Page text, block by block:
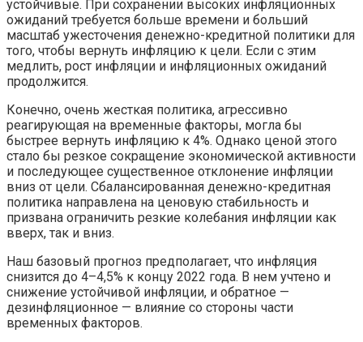
устойчивые. При сохранении высоких инфляционных
ожиданий требуется больше времени и больший
масштаб ужесточения денежно-кредитной политики для
того, чтобы вернуть инфляцию к цели. Если с этим
медлить, рост инфляции и инфляционных ожиданий
продолжится.
Конечно, очень жесткая политика, агрессивно
реагирующая на временные факторы, могла бы
быстрее вернуть инфляцию к 4%. Однако ценой этого
стало бы резкое сокращение экономической активности
и последующее существенное отклонение инфляции
вниз от цели. Сбалансированная денежно-кредитная
политика направлена на ценовую стабильность и
призвана ограничить резкие колебания инфляции как
вверх, так и вниз.
Наш базовый прогноз предполагает, что инфляция
снизится до 4–4,5% к концу 2022 года. В нем учтено и
снижение устойчивой инфляции, и обратное —
дезинфляционное — влияние со стороны части
временных факторов.